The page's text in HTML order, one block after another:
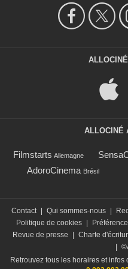
ALLOCINÉ
Filmstarts Allemagne
AdoroCinema Brésil
Contact Qui sommes-nous
Politique de cookies
Revue de presse
Charte
Retrouvez tous les horaires et